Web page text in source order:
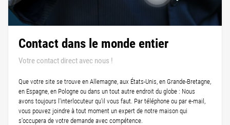
Contact dans le monde entier
Votre contact direct avec nous !
Que votre site se trouve en Allemagne, aux États-Unis, en Grande-Bretagne,
en Espagne, en Pologne ou dans un tout autre endroit du globe : Nous
avons toujours l'interlocuteur qu'il vous faut. Par téléphone ou par e-mail,
vous pouvez joindre à tout moment un expert de notre maison qui
s'occupera de votre demande avec compétence.